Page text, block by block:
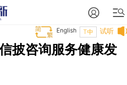
试听
T中
English
披咨询服务健康发